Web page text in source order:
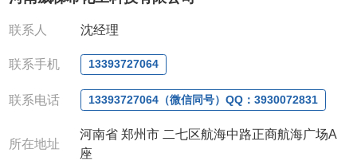
63377391/13393727064
QQ:3930072831
联系人: 沈晓东(欢迎致电,或QQ、微信联系)
联系人 沈经理
联系手机 13393727064
联系电话 13393727064（微信同号）QQ：3930072831
所在地址
河南省 郑州市 二七区航海中路正商航海广场A
座